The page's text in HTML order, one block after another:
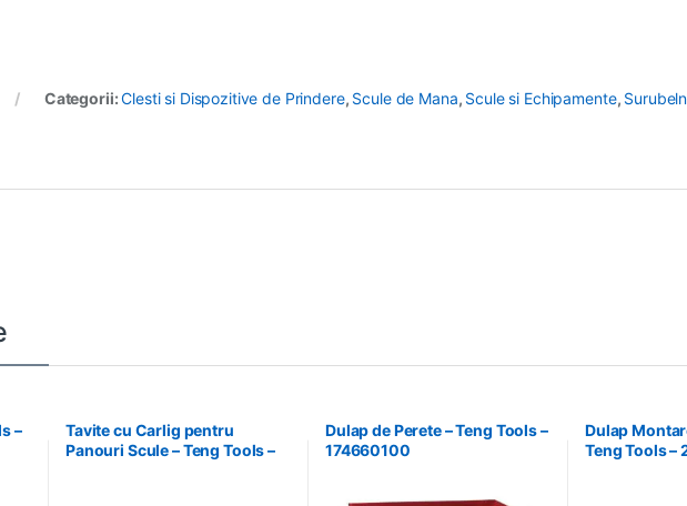
Categorii:Clesti si Dispozitive de Prindere, Scule de Mana, Scule si Echipamente,
–
Tavite cu Carlig pentru
Panouri Scule – Teng Tools –
Dulap de Perete – Teng Tools –
174660100
Dulap
Teng Tools –